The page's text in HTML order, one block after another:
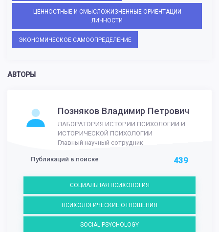
ЦЕННОСТНЫЕ И СМЫСЛОЖИЗНЕННЫЕ ОРИЕНТАЦИИ
ЛИЧНОСТИ
ЭКОНОМИЧЕСКОЕ САМООПРЕДЕЛЕНИЕ
АВТОРЫ
Позняков Владимир Петрович
ЛАБОРАТОРИЯ ИСТОРИИ ПСИХОЛОГИИ И
ИСТОРИЧЕСКОЙ ПСИХОЛОГИИ
Главный научный сотрудник
Публикаций в поиске 439
СОЦИАЛЬНАЯ ПСИХОЛОГИЯ
ПСИХОЛОГИЧЕСКИЕ ОТНОШЕНИЯ
SOCIAL PSYCHOLOGY